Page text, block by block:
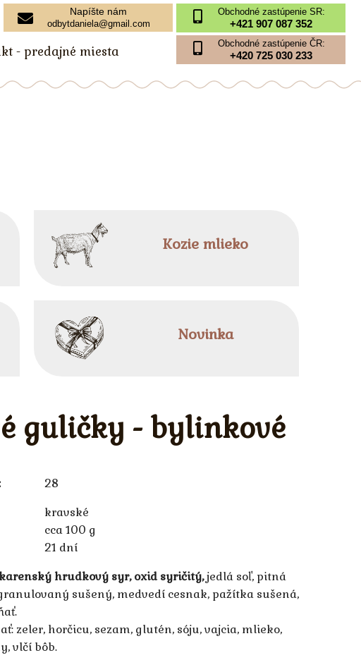
Obchodné zastúpenie SR:
+421 907 087 352
Obchodné zastúpenie ČR:
+420 725 030 233
Napíšte nám
odbytdaniela@gmail.com
- predajné miesta
Kozie mlieko
Novinka
guličky - bylinkové
28
hrudkový syr, oxid syričitý,jedlá soľ, pitná
sušený, medvedí cesnak, pažítka sušená,
zeler, horčicu, sezam, glutén, sóju, vajcia, mlieko,
vlčí bôb.
kravské
cca 100 g
21 dní